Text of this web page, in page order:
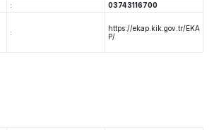
:
03743116700
:
https://ekap.kik.gov.tr/EKA
P/